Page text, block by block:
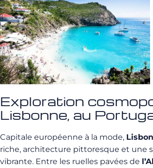
Exploration
Lisbonne, au
Capitale européenne à la mode,
riche, architecture pittoresque et une
vibrante. Entre les ruelles pavées de